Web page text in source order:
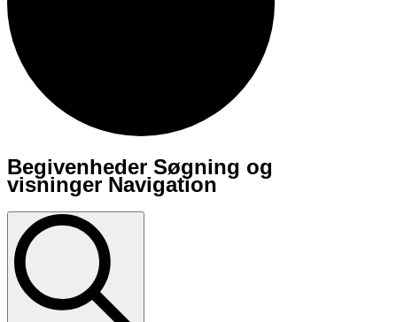
Begivenheder
Begivenheder Søgning og
visninger Navigation